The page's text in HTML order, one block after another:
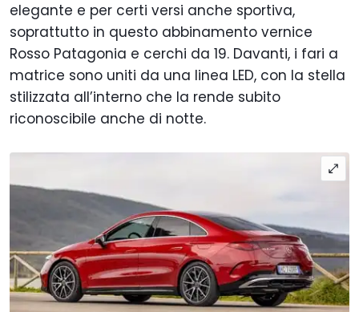
elegante e per certi versi anche sportiva,
soprattutto in questo abbinamento vernice
Rosso Patagonia e cerchi da 19. Davanti, i fari a
matrice sono uniti da una linea LED, con la stella
stilizzata all’interno che la rende subito
riconoscibile anche di notte.